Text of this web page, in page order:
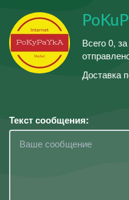
Всего 0,
Доставка
Текст сообщения: